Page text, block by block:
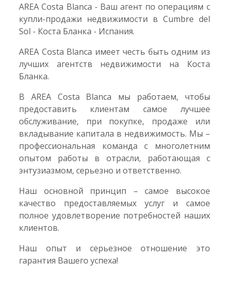
AREA Costa Blanca - Ваш агент по операциям с
купли-продажи недвижимости в Cumbre del
Sol - Коста Бланка - Испания.
AREA Costa Blanca имеет честь быть одним из
лучших агентств недвижимости на Коста
Бланка.
В AREA Costa Blanca мы работаем, чтобы
предоставить клиентам самое лучшее
обслуживание, при покупке, продаже или
вкладывание капитала в недвижимость. Мы –
профессиональная команда с многолетним
опытом работы в отрасли, работающая с
энтузиазмом, серьезно и ответственно.
Наш основной принцип – самое высокое
качество предоставляемых услуг и самое
полное удовлетворение потребностей наших
клиентов.
Наш опыт и серьезное отношение это
гарантия Вашего успеха!